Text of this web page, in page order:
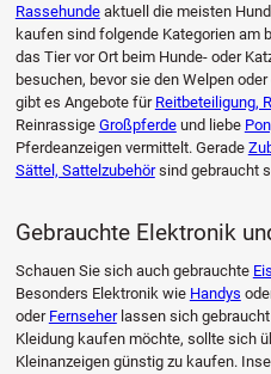
Rassehundeaktuell die meisten
kaufen sind folgende Kategorien am
das Tier vor Ort beim Hunde- oder
besuchen, bevor sie den Welpen
gibt es Angebote für Reitbeteiligung,
Reinrassige Großpferdeund liebe
Pferdeanzeigen vermittelt. Gerade
Sättel, Sattelzubehörsind gebraucht
Gebrauchte Elektronik
Schauen Sie sich auch gebrauchte
Besonders Elektronik wie Handys
oder Fernseherlassen sich
Kleidung kaufen möchte, sollte sich
Kleinanzeigen günstig zu kaufen.